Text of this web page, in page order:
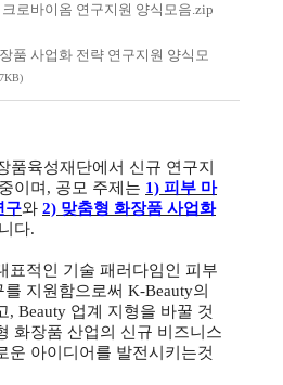
로바이옴 연구지원 양식모음.zip
품 사업화 전략 연구지원 양식모
품육성재단에서 신규 연구지
이며, 공모 주제는 1) 피부 마
구와 2) 맞춤형 화장품 사업화
다.
표적인 기술 패러다임인 피부
지원함으로써 K-Beauty의
, Beauty 업계 지형을 바꿀 것
화장품 산업의 신규 비즈니스
운 아이디어를 발전시키는것